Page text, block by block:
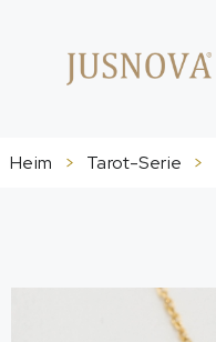
Heim > Tarot-Serie >